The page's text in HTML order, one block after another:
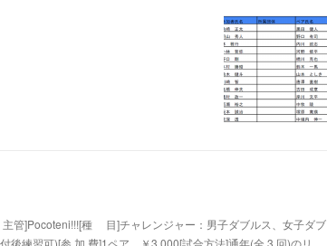
管]Pocoteni!!![種 目]チャレンジャー：男子ダブルス、女子ダブ